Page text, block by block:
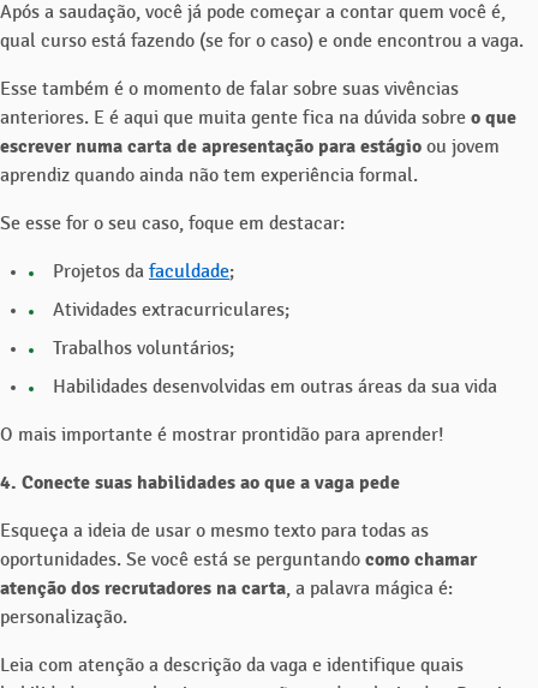
Após a saudação, você já pode começar a contar quem você é,
qual curso está fazendo (se for o caso) e onde encontrou a vaga.
Esse também é o momento de falar sobre suas vivências
anteriores. E é aqui que muita gente fica na dúvida sobre o que
escrever numa carta de apresentação para estágio ou jovem
aprendiz quando ainda não tem experiência formal.
Se esse for o seu caso, foque em destacar:
Projetos da faculdade;
Atividades extracurriculares;
Trabalhos voluntários;
Habilidades desenvolvidas em outras áreas da sua vida
O mais importante é mostrar prontidão para aprender!
4. Conecte suas habilidades ao que a vaga pede
Esqueça a ideia de usar o mesmo texto para todas as
oportunidades. Se você está se perguntando como chamar
atenção dos recrutadores na carta , a palavra mágica é:
personalização.
Leia com atenção a descrição da vaga e identifique quais